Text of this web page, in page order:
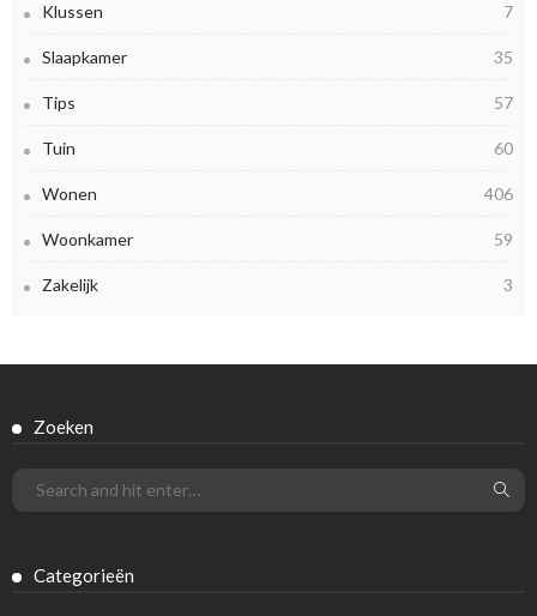
Klussen 7
Slaapkamer 35
Tips 57
Tuin 60
Wonen 406
Woonkamer 59
Zakelijk 3
Zoeken
Categorieën